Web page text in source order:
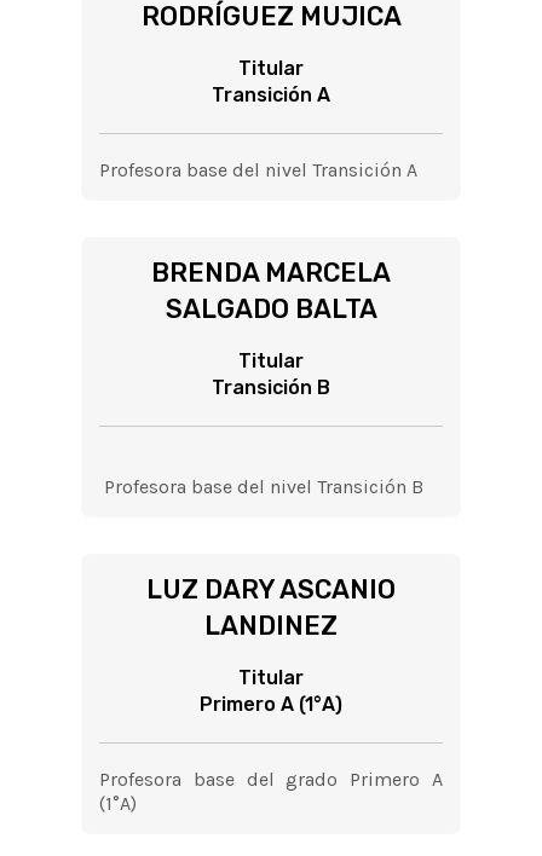
RODRÍGUEZ MUJICA
Titular
Transición A
Profesora base del nivel Transición A
BRENDA MARCELA
SALGADO BALTA
Titular
Transición B
Profesora base del nivel Transición B
LUZ DARY ASCANIO
LANDINEZ
Titular
Primero A (1°A)
Profesora base del grado Primero A
(1°A)